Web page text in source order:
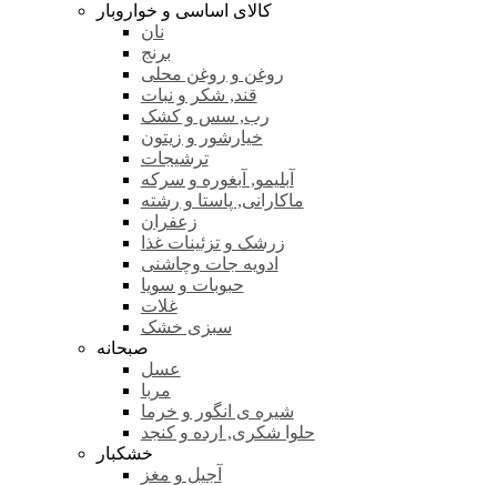
کالای اساسی و خواروبار
نان
برنج
روغن و روغن محلی
قند, شکر و نبات
رب, سس و کشک
خیارشور و زیتون
ترشیجات
آبلیمو, آبغوره و سرکه
ماکارانی, پاستا و رشته
زعفران
زرشک و تزئینات غذا
ادویه جات وچاشنی
حبوبات و سویا
غلات
سبزی خشک
صبحانه
عسل
مربا
شیره ی انگور و خرما
حلوا شکری, ارده و کنجد
خشکبار
آجیل و مغز